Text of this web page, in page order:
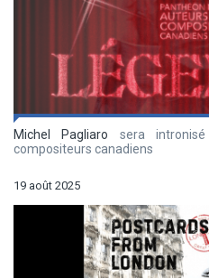
Michel Pagliaro sera
compositeurs canadiens
19 août 2025